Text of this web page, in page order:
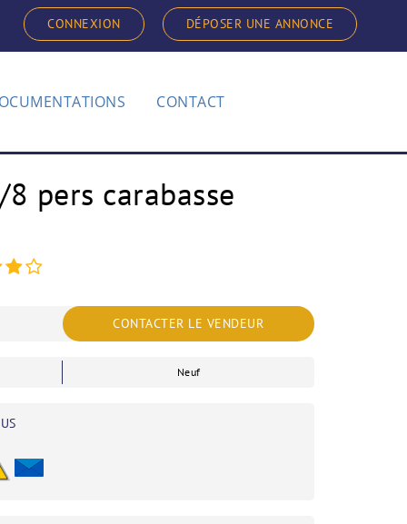
DÉPOSER UNE ANNONCE
CONNEXION
CONTACT
pers carabasse
CONTACTER LE VENDEUR
Neuf